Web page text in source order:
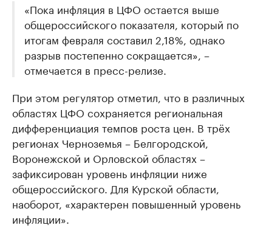
«Пока инфляция в ЦФО остается выше
общероссийского показателя, который по
итогам февраля составил 2,18%, однако
разрыв постепенно сокращается», –
отмечается в пресс-релизе.
При этом регулятор отметил, что в различных
областях ЦФО сохраняется региональная
дифференциация темпов роста цен. В трёх
регионах Черноземья – Белгородской,
Воронежской и Орловской областях –
зафиксирован уровень инфляции ниже
общероссийского. Для Курской области,
наоборот, «характерен повышенный уровень
инфляции».